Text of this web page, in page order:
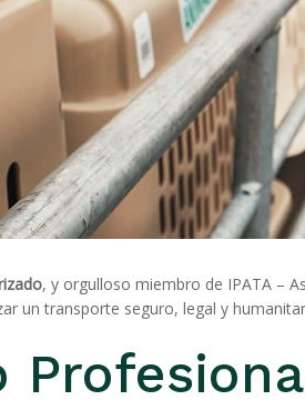
, y orgulloso miembro de IPATA –
un transporte seguro, legal y